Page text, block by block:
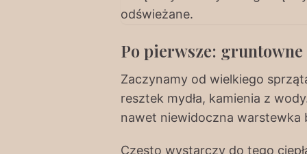
Po pierwsze:
Zaczynamy od wielkiego
resztek mydła, kamienia z
nawet niewidoczna warstewka
Często wystarczy do tego